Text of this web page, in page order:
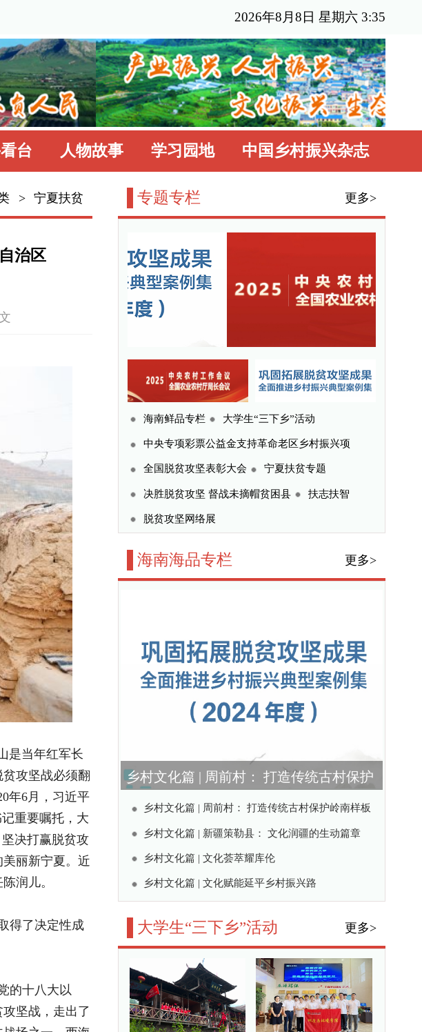
学习园地 中国乡村振兴杂志
专题专栏 更多>
宁夏扶贫专题
决胜脱贫攻坚 督战未摘帽贫困县
海南海品专栏 更多>
乡村文化篇 | 周前村： 打造传统古村保护
乡村文化篇 | 周前村： 打造传统古村保护岭南样板
乡村文化篇 | 新疆策勒县： 文化润疆的生动篇章
乡村文化篇 | 文化荟萃耀库伦
乡村文化篇 | 文化赋能延平乡村振兴路
四川传媒学院青年学子 研学践真知 拓岗促成长
四川传媒学院青年学子 以镜头聚力羌乡振兴
研学践真知 拓岗促成长
江西应用科技学院“三下乡”实践团以艺传情唱响红
镜头定格朝夕互动，青春联结乡土人心力
寻脉百年正骨匠心 青春赋能非遗焕新
宁夏扶贫 更多>